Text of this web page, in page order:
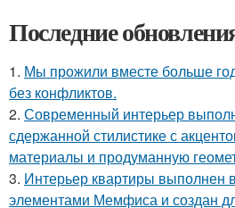
Последние
1. Мы прожили вместе больше
без конфликтов.
2. Современный интерьер
сдержанной стилистике с
материалы и продуманную
3. Интерьер квартиры выполнен
элементами Мемфиса и создан